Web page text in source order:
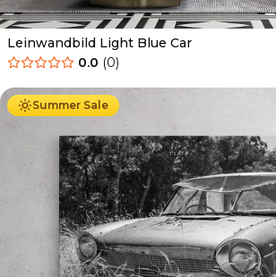
Leinwandbild Light Blue Car
0.0 (0)
Summer Sale
Ab 39.90 € 34.90